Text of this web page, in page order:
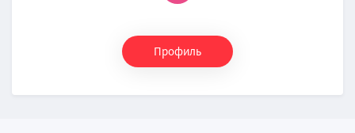
Профиль